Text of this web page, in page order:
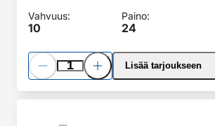
Vahvuus:
10
Paino:
24
Pienennä
määrää
Lisää
määrääLisää tarjoukseen